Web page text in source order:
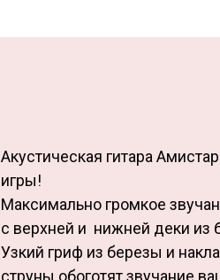
Акустическая гитара
игры!
Максимально громкое
с верхней и нижней деки из
Узкий гриф из березы и
струны обоготят звучание